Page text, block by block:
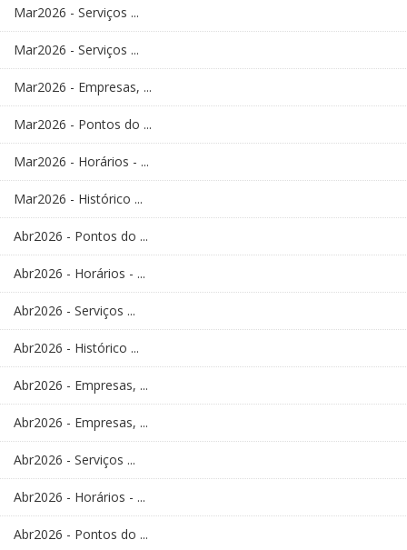
Mar2026 - Serviços ...
Mar2026 - Serviços ...
Mar2026 - Empresas, ...
Mar2026 - Pontos do ...
Mar2026 - Horários - ...
Mar2026 - Histórico ...
Abr2026 - Pontos do ...
Abr2026 - Horários - ...
Abr2026 - Serviços ...
Abr2026 - Histórico ...
Abr2026 - Empresas, ...
Abr2026 - Empresas, ...
Abr2026 - Serviços ...
Abr2026 - Horários - ...
Abr2026 - Pontos do ...